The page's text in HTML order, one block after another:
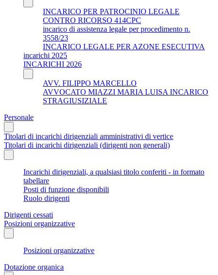
INCARICO PER PATROCINIO LEGALE
CONTRO RICORSO 414CPC
incarico di assistenza legale per procedimento n.
3558/23
INCARICO LEGALE PER AZONE ESECUTIVA
incarichi 2025
INCARICHI 2026
AVV. FILIPPO MARCELLO
AVVOCATO MIAZZI MARIA LUISA INCARICO
STRAGIUSIZIALE
Personale
Titolari di incarichi dirigenziali amministrativi di vertice
Titolari di incarichi dirigenziali (dirigenti non generali)
Incarichi dirigenziali, a qualsiasi titolo conferiti - in formato
tabellare
Posti di funzione disponibili
Ruolo dirigenti
Dirigenti cessati
Posizioni organizzative
Posizioni organizzative
Dotazione organica